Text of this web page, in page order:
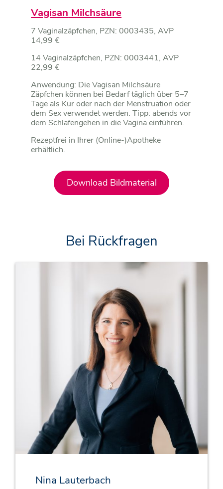
Vagisan Milchsäure
7 Vaginalzäpfchen, PZN: 0003435, AVP
14,99 €
14 Vaginalzäpfchen, PZN: 0003441, AVP
22,99 €
Anwendung: Die Vagisan Milchsäure
Zäpfchen können bei Bedarf täglich über 5–7
Tage als Kur oder nach der Menstruation oder
dem Sex verwendet werden. Tipp: abends vor
dem Schlafengehen in die Vagina einführen.
Rezeptfrei in Ihrer (Online-)Apotheke
erhältlich.
Download Bildmaterial
Bei Rückfragen
Nina Lauterbach